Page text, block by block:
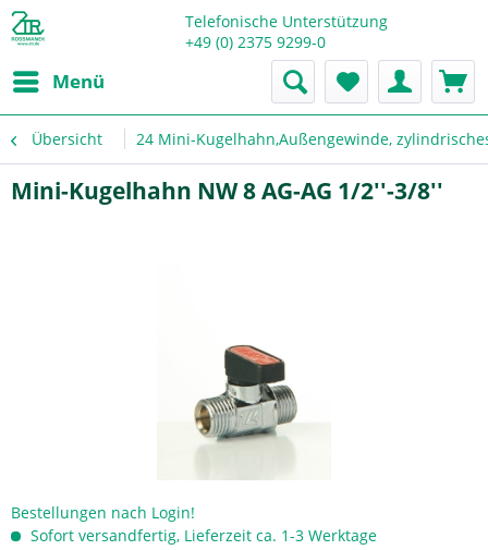
Telefonische Unterstützung
+49 (0) 2375 9299-0
Menü
Übersicht 24 Mini-Kugelhahn,Außengewinde,
Mini-Kugelhahn NW 8 AG-AG 1/2''-3/8''
Bestellungen nach Login!
Sofort versandfertig, Lieferzeit ca. 1-3 Werktage